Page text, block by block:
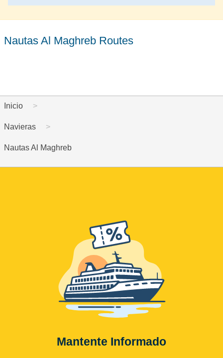
Nautas Al Maghreb Routes
Inicio
Navieras
Nautas Al Maghreb
Mantente Informado